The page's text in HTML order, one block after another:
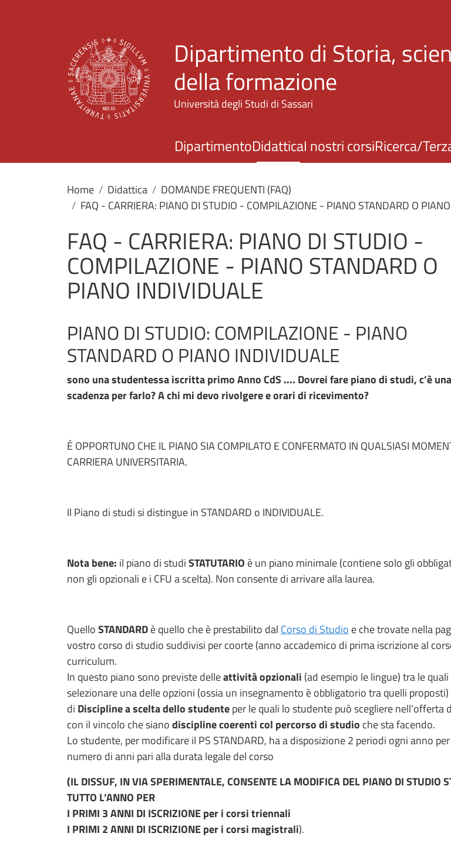
Dipartimento di Storia,
della formazione
Università degli Studi di Sassari
DipartimentoDidatticaI nostri corsiRicerca/
Home Didattica
DOMANDE FREQUENTI (FAQ)
FAQ - CARRIERA: PIANO DI STUDIO - COMPILAZIONE - PIANO STANDARD O
FAQ - CARRIERA: PIANO DI STUDIO -
COMPILAZIONE - PIANO STANDARD O
PIANO INDIVIDUALE
PIANO DI STUDIO: COMPILAZIONE - PIANO
STANDARD O PIANO INDIVIDUALE
sono una studentessa iscritta primo Anno CdS .... Dovrei fare piano di studi, c’è
scadenza per farlo? A chi mi devo rivolgere e orari di ricevimento?
É OPPORTUNO CHE IL PIANO SIA COMPILATO E CONFERMATO IN QUALSIASI
CARRIERA UNIVERSITARIA.
Il Piano di studi si distingue in STANDARD o INDIVIDUALE.
Nota bene: il piano di studiSTATUTARIO è un piano minimale (contiene solo gli
non gli opzionali e i CFU a scelta). Non consente di arrivare alla laurea.
QuelloSTANDARDè quello che è prestabilito dal Corso di Studio e che trovate nella
vostro corso di studio suddivisi per coorte (anno accademico di prima iscrizione al
curriculum.
In questo piano sono previste delleattivitàopzionali (ad esempio le lingue) tra le
selezionare una delle opzioni (ossia un insegnamento è obbligatorio tra quelli proposti)
di Discipline a scelta dello studenteper le quali lo studente può scegliere nell’offerta
con il vincolo che sianodiscipline coerenti col percorso di studio che sta facendo.
Lo studente, per modificare il PS STANDARD, ha a disposizione 2 periodi ogni anno
numero di anni pari alla durata legale del corso
(IL DISSUF, IN VIA SPERIMENTALE, CONSENTE LA MODIFICA DEL PIANO DI STUDIO
TUTTO L’ANNO PER
I PRIMI 3 ANNI DI ISCRIZIONE per i corsi triennali
I PRIMI 2 ANNI DI ISCRIZIONE per i corsi magistrali).